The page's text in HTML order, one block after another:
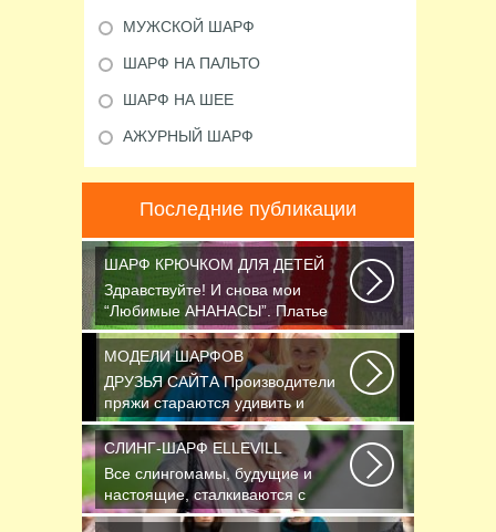
МУЖСКОЙ ШАРФ
ШАРФ НА ПАЛЬТО
ШАРФ НА ШЕЕ
АЖУРНЫЙ ШАРФ
Последние публикации
ШАРФ КРЮЧКОМ ДЛЯ ДЕТЕЙ
Здравствуйте! И снова мои
“Любимые АНАНАСЫ”. Платье
связано крючком 1.75...
МОДЕЛИ ШАРФОВ
ДРУЗЬЯ САЙТА Производители
пряжи стараются удивить и
облегчить труд вязальщицам...
СЛИНГ-ШАРФ ELLEVILL
Все слингомамы, будущие и
настоящие, сталкиваются с
проблемой выбора слинга...